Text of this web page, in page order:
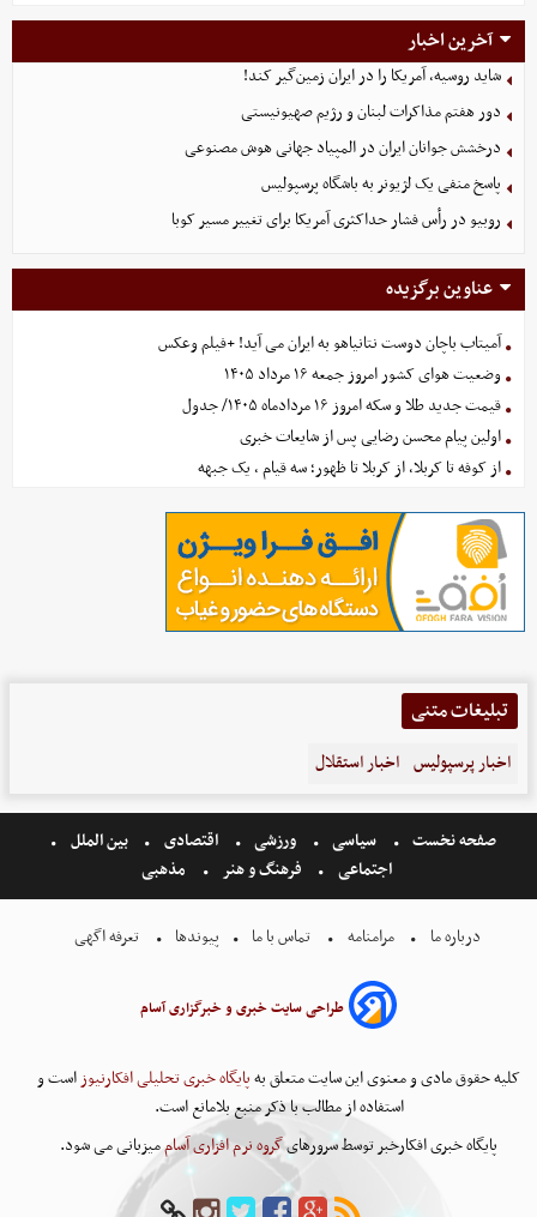
آخرین اخبار
شاید روسیه، آمریکا را در ایران زمین‌گیر کند!
دور هفتم مذاکرات لبنان و رژیم صهیونیستی
درخشش جوانان ایران در المپیاد جهانی هوش مصنوعی
پاسخ منفی یک لژیونر به باشگاه پرسپولیس
روبیو در رأس فشار حداکثری آمریکا برای تغییر مسیر کوبا
عناوین برگزیده
آمیتاب باچان دوست نتانیاهو به ایران می آید! +فیلم وعکس
وضعیت هوای کشور امروز جمعه ۱۶ مرداد ۱۴۰۵
قیمت جدید طلا و سکه امروز ۱۶ مردادماه ۱۴۰۵/ جدول
اولین پیام محسن رضایی پس از شایعات خبری
از کوفه تا کربلا، از کربلا تا ظهور؛ سه قیام ، یک جبهه
تبلیغات متنی
اخبار پرسپولیس اخبار استقلال
صفحه نخست سیاسی ورزشی اقتصادی
بین الملل
اجتماعی
فرهنگ و هنر مذهبی
درباره ما مرامنامه تماس با ما پیوندها تعرفه اگهی
طراحی سایت خبری و خبرگزاری آسام
کلیه حقوق مادی و معنوی این سایت متعلق بهپایگاه خبری تحلیلی افکارنیوزاست و
استفاده از مطالب با ذکر منبع بلامانع است.
پایگاه خبری افکارخبر توسط سرورهایگروه نرم افزاری آساممیزبانی می شود.